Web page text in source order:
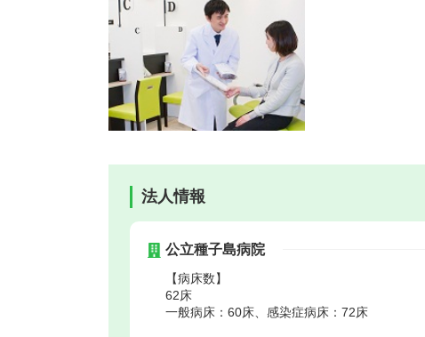
法人情報
公立種子島病院
【病床数】
62床
一般病床：60床、感染症病床：72床